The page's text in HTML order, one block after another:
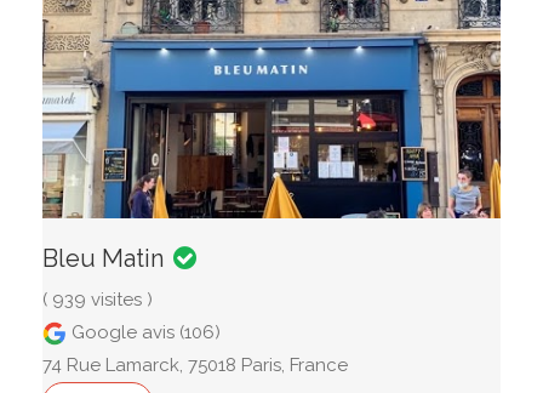
Bleu Matin
( 939 visites )
Google avis (106)
74 Rue Lamarck, 75018 Paris, France